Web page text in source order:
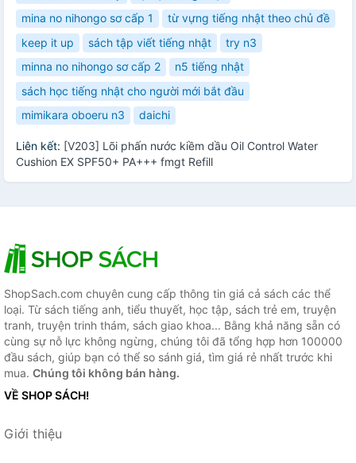
mina no nihongo sơ cấp 1
từ vựng tiếng nhật theo chủ đề
keep it up
sách tập viết tiếng nhật
try n3
minna no nihongo sơ cấp 2
n5 tiếng nhật
sách học tiếng nhật cho người mới bắt đầu
mimikara oboeru n3
daichi
Liên kết: [V203] Lõi phấn nước kiềm dầu Oil Control Water
Cushion EX SPF50+ PA+++ fmgt Refill
ShopSach.com chuyên cung cấp thông tin giá cả sách các thể
loại. Từ sách tiếng anh, tiểu thuyết, học tập, sách trẻ em, truyện
tranh, truyện trinh thám, sách giao khoa... Bằng khả năng sẵn có
cùng sự nỗ lực không ngừng, chúng tôi đã tổng hợp hơn 100000
đầu sách, giúp bạn có thể so sánh giá, tìm giá rẻ nhất trước khi
mua. Chúng tôi không bán hàng.
VỀ SHOP SÁCH!
Giới thiệu